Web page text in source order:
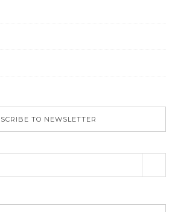
TO NEWSLETTER